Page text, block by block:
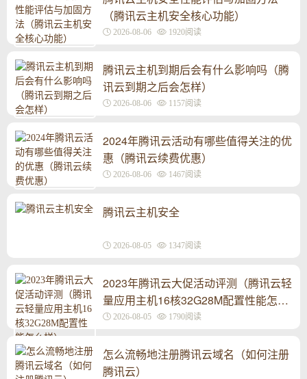
（腾讯云主机安全核心功能）
2026-08-06 1920阅读
腾讯云主机到期后会有什么影响吗（腾
讯云到期之后会怎样）
2026-08-06 1157阅读
2024年腾讯云活动有哪些值得关注的优
惠（腾讯云续费优惠）
2026-08-06 1467阅读
腾讯云主机安全
2026-08-05 1347阅读
2023年腾讯云大促活动评测（腾讯云轻
量应用主机16核32G28M配置性能怎么
样）2026-08-05 1790阅读
怎么流畅地注册腾讯云域名（如何注册
腾讯云）